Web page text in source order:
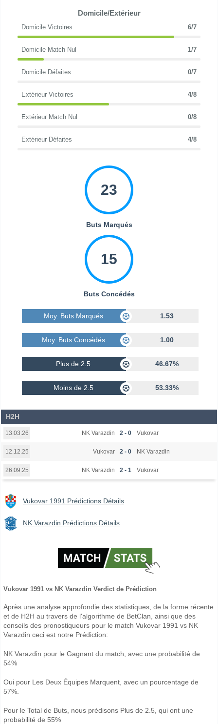
Domicile/Extérieur
Domicile Victoires 6/7
Domicile Match Nul 1/7
Domicile Défaites 0/7
Extérieur Victoires 4/8
Extérieur Match Nul 0/8
Extérieur Défaites 4/8
23
Buts Marqués
15
Buts Concédés
Moy. Buts Marqués 1.53
Moy. Buts Concédés 1.00
Plus de 2.5 46.67%
Moins de 2.5 53.33%
H2H
13.03.26 NK Varazdin 2 - 0 Vukovar
12.12.25 Vukovar 2 - 0 NK Varazdin
26.09.25 NK Varazdin 2 - 1 Vukovar
Vukovar 1991 Prédictions Détails
NK Varazdin Prédictions Détails
Vukovar 1991 vs NK Varazdin Verdict de Prédiction
Après une analyse approfondie des statistiques, de la forme récente
et de H2H au travers de l'algorithme de BetClan, ainsi que des
conseils des pronostiqueurs pour le match Vukovar 1991 vs NK
Varazdin ceci est notre Prédiction:
NK Varazdin pour le Gagnant du match, avec une probabilité de
54%
Oui pour Les Deux Équipes Marquent, avec un pourcentage de
57%.
Pour le Total de Buts, nous prédisons Plus de 2.5, qui ont une
probabilité de 55%